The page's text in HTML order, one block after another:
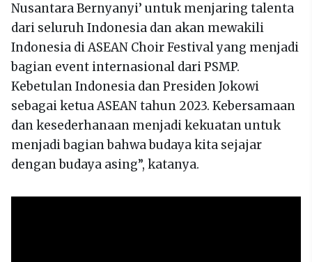
Nusantara Bernyanyi’ untuk menjaring talenta
dari seluruh Indonesia dan akan mewakili
Indonesia di ASEAN Choir Festival yang menjadi
bagian event internasional dari PSMP.
Kebetulan Indonesia dan Presiden Jokowi
sebagai ketua ASEAN tahun 2023. Kebersamaan
dan kesederhanaan menjadi kekuatan untuk
menjadi bagian bahwa budaya kita sejajar
dengan budaya asing”, katanya.